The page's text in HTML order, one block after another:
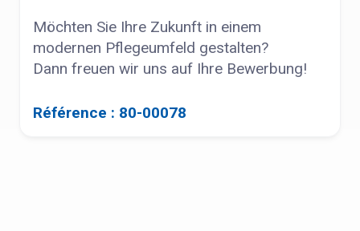
Möchten Sie Ihre Zukunft in einem
modernen Pflegeumfeld gestalten?
Dann freuen wir uns auf Ihre Bewerbung!
Référence : 80-00078